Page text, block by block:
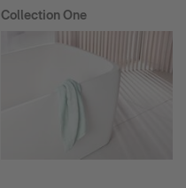
Collection One